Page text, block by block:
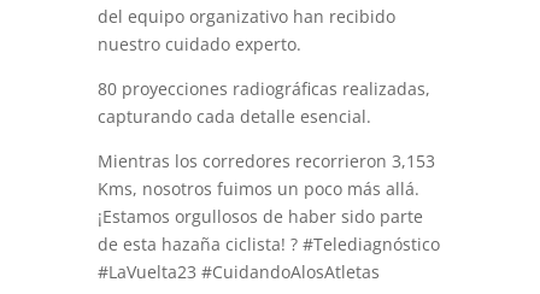
del equipo organizativo han recibido
nuestro cuidado experto.
80 proyecciones radiográficas realizadas,
capturando cada detalle esencial.
Mientras los corredores recorrieron 3,153
Kms, nosotros fuimos un poco más allá.
¡Estamos orgullosos de haber sido parte
de esta hazaña ciclista! ? #Telediagnóstico
#LaVuelta23 #CuidandoAlosAtletas